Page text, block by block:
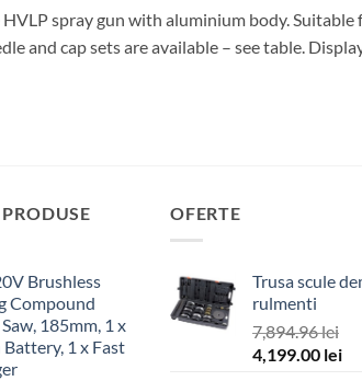
spray gun with aluminium body.
and cap sets are available – see table.
Brushless
Compound
185mm, 1 x
Battery, 1 x Fast
OFERTE
Trusa scule
rulmenti
7,894.96lei
Prețul
4,199.00 lei